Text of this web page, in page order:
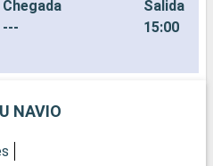
Chegada
---
Salida
15:00
NAVIO